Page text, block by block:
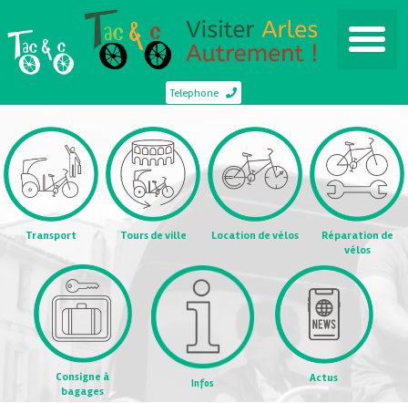
Telephone
Transport Tours de ville Location de vélos
Réparation de
vélos
Consigne à
bagages
Infos Actus